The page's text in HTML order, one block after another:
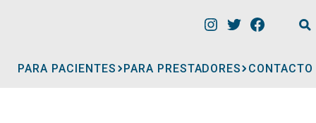
PARA PACIENTES PARA PRESTADORES CONTACTO